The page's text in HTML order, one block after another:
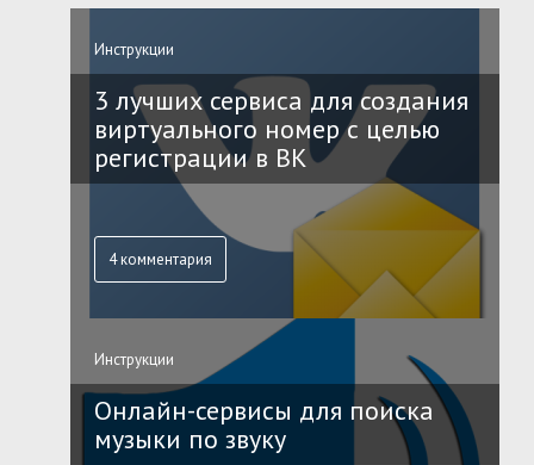
Инструкции
3 лучших сервиса для создания
виртуального номер с целью
регистрации в ВК
4 комментария
Инструкции
Онлайн-сервисы для поиска
музыки по звуку